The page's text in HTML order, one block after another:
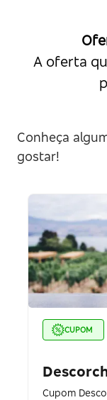
A oferta
Conheça
gostar!
CUPOM
Cupom